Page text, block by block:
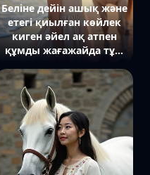
Беліне дейін ашық және
етегі қиылған көйлек
киген әйел ақ атпен
құмды жағажайда тұр.
жағаға ақырын ұрып,
күн көкжиекті алтын
және қызғылт
реңктерге бояған.